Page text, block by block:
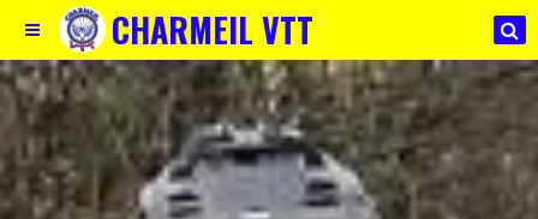
CHARMEIL VTT